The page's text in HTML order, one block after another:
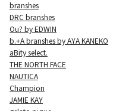
branshes
DRC branshes
Ou? by EDWIN
b.+A branshes by AYA KANEKO
aBity select.
THE NORTH FACE
NAUTICA
Champion
JAMIE KAY